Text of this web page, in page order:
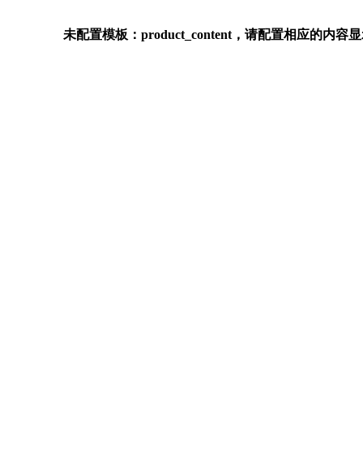
未配置模板：product_content，请配置相应的内容